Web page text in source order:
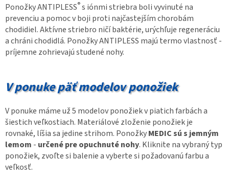
Ponožky ANTIPLESS®s iónmi striebra boli vyvinuté na
prevenciu a pomoc v boji proti najčastejším chorobám
chodidiel. Aktívne striebro ničí baktérie, urýchľuje regeneráciu
a chráni chodidlá. Ponožky ANTIPLESS majú termo vlastnosť -
príjemne zohrievajú studené nohy.
V ponuke päť modelov ponožiek
V ponuke máme už 5 modelov ponožiek v piatich farbách a
šiestich veľkostiach. Materiálové zloženie ponožiek je
rovnaké, líšia sa jedine strihom. PonožkyMEDIC sú s jemným
lemom - určené pre opuchnuté nohy. Kliknite na vybraný typ
ponožiek, zvoľte si balenie a vyberte si požadovanú farbu a
veľkosť.